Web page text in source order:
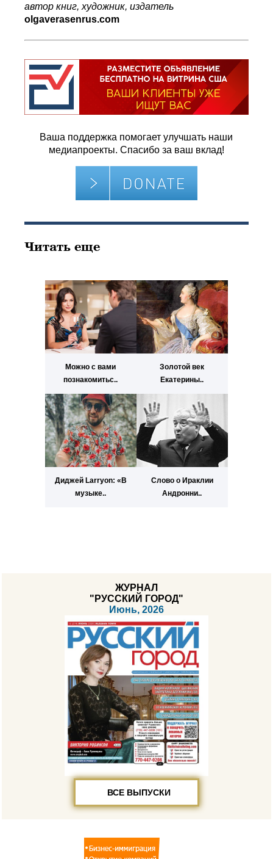
автор книг, художник, издатель
olgaverasenrus.com
Ваша поддержка помогает улучшать наши
медиапроекты. Спасибо за ваш вклад!
Читать еще
Можно с вами
познакомитьс..
Золотой век
Екатерины..
Диджей Larryon: «В
музыке..
Слово о Ираклии
Андронни..
ЖУРНАЛ
"РУССКИЙ ГОРОД"
Июнь, 2026
ВСЕ ВЫПУСКИ